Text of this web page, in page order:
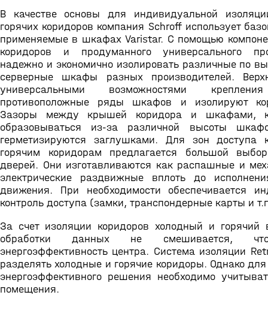
В качестве основы для индивидуальной
горячих коридоров компания Schroff использует
применяемые в шкафах Varistar. С помощью
коридоров и продуманного универсального
надежно и экономично изолировать различные по
серверные шкафы разных производителей.
универсальными возможностями
противоположные ряды шкафов и изолируют
Зазоры между крышей коридора и шкафами,
образовываться из-за различной высоты
герметизируются заглушками. Для зон
горячим коридорам предлагается большой
дверей. Они изготавливаются как распашные и
электрические раздвижные вплоть до
движения. При необходимости обеспечивается
контроль доступа (замки, транспондерные карты и
За счет изоляции коридоров холодный и горячий
обработки данных не смешивается,
энергоэффективность центра. Система изоляции
разделять холодные и горячие коридоры. Однако
энергоэффективного решения необходимо
помещения.